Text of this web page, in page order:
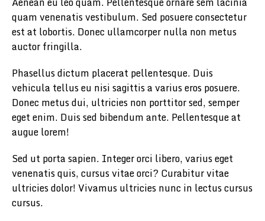
quam venenatis vestibulum. Sed posuere consectetur
est at lobortis. Donec ullamcorper nulla non metus
auctor fringilla.
Phasellus dictum placerat pellentesque. Duis
vehicula tellus eu nisi sagittis a varius eros posuere.
Donec metus dui, ultricies non porttitor sed, semper
eget enim. Duis sed bibendum ante. Pellentesque at
augue lorem!
Sed ut porta sapien. Integer orci libero, varius eget
venenatis quis, cursus vitae orci? Curabitur vitae
ultricies dolor! Vivamus ultricies nunc in lectus cursus
cursus.